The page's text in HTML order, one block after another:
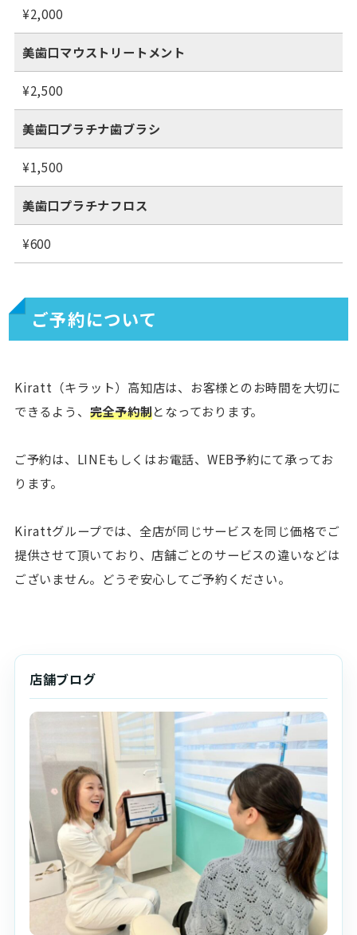
¥2,000
美歯口マウストリートメント
¥2,500
美歯口プラチナ歯ブラシ
¥1,500
美歯口プラチナフロス
¥600
ご予約について
Kiratt（キラット）高知店は、お客様とのお時間を大切に
できるよう、 完全予約制となっております。
ご予約は、LINEもしくはお電話、WEB予約にて承ってお
ります。
Kirattグループでは、全店が同じサービスを同じ価格でご
提供させて頂いており、店舗ごとのサービスの違いなどは
ございません。どうぞ安心してご予約ください。
店舗ブログ